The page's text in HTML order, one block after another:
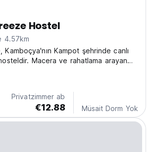
Hostel
4.57km
Kamboçya'nın Kampot şehrinde canlı
Macera ve rahatlama arayan
Dağı'nı keşfetmek için en iyi
(Auto-translated from original...
Privatzimmer ab
€12.88 Müsait Dorm Yok